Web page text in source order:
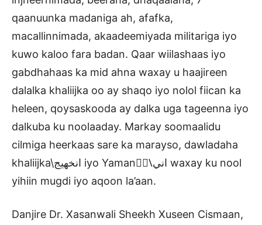
qaanuunka madaniga ah, afafka,
macallinnimada, akaadeemiyada militariga iyo
kuwo kaloo fara badan. Qaar wiilashaas iyo
gabdhahaas ka mid ahna waxay u haajireen
dalalka khaliijka oo ay shaqo iyo nolol fiican ka
heleen, qoysaskooda ay dalka uga tageenna iyo
dalkuba ku noolaaday. Markay soomaalidu
cilmiga heerkaas sare ka marayso, dawladaha
khaliijka\انخهيج iyo Yaman\ًٍاني waxay ku nool
yihiin mugdi iyo aqoon la’aan.
Danjire Dr. Xasanwali Sheekh Xuseen Cismaan,